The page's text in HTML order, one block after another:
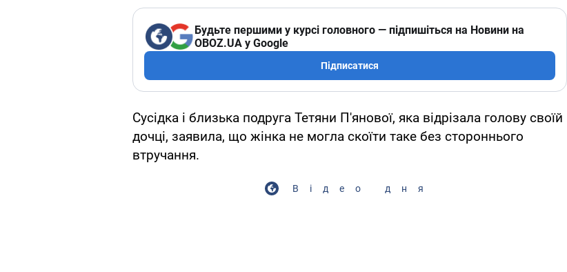
Будьте першими у курсі головного — підпишіться на Новини на
OBOZ.UA у Google
Підписатися
Сусідка і близька подруга Тетяни П'янової, яка відрізала голову своїй
дочці, заявила, що жінка не могла скоїти таке без стороннього
втручання.
Відео дня